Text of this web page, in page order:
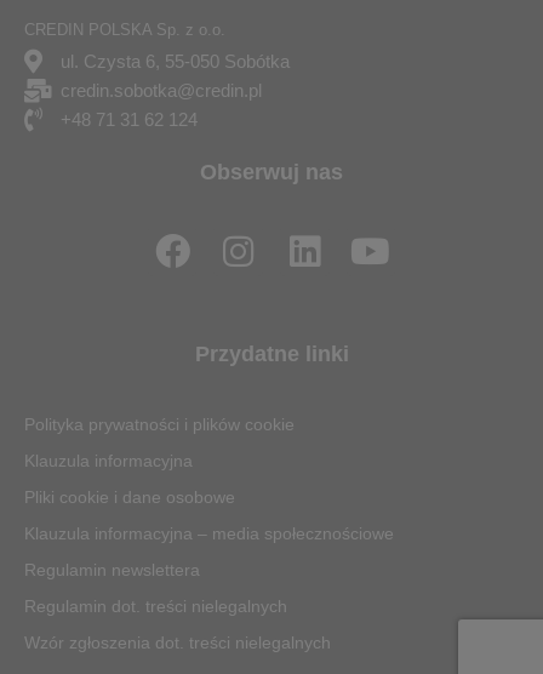
CREDIN POLSKA Sp. z o.o.
ul. Czysta 6, 55-050 Sobótka
credin.sobotka@credin.pl
+48 71 31 62 124
Obserwuj nas
F
a
o
o
k
I
n
t
g
m
L
i
k
Y
o
Przydatne linki
Polityka prywatności i plików cookie
Klauzula informacyjna
Pliki cookie i dane osobowe
Klauzula informacyjna – media społecznościowe
Regulamin newslettera
Regulamin dot. treści nielegalnych
Wzór zgłoszenia dot. treści nielegalnych